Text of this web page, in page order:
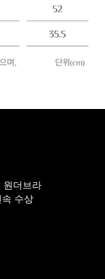
원더브라
수상